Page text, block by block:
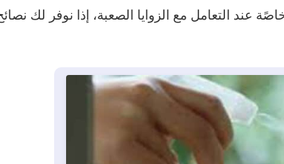
عند التعامل مع الزوايا الصعبة، إذا نوفر لك